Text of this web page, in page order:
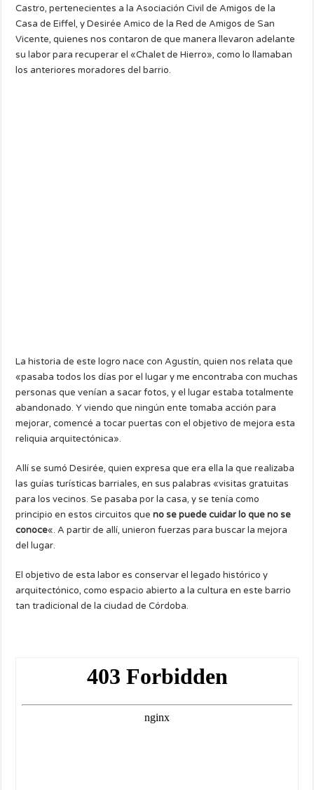
Castro, pertenecientes a la Asociación Civil de Amigos de la
Casa de Eiffel, y Desirée Amico de la Red de Amigos de San
Vicente, quienes nos contaron de que manera llevaron adelante
su labor para recuperar el «Chalet de Hierro», como lo llamaban
los anteriores moradores del barrio.
La historia de este logro nace con Agustín, quien nos relata que
«pasaba todos los días por el lugar y me encontraba con muchas
personas que venían a sacar fotos, y el lugar estaba totalmente
abandonado. Y viendo que ningún ente tomaba acción para
mejorar, comencé a tocar puertas con el objetivo de mejora esta
reliquia arquitectónica».
Allí se sumó Desirée, quien expresa que era ella la que realizaba
las guías turísticas barriales, en sus palabras «visitas gratuitas
para los vecinos. Se pasaba por la casa, y se tenía como
principio en estos circuitos que no se puede cuidar lo que no se
conoce«. A partir de allí, unieron fuerzas para buscar la mejora
del lugar.
El objetivo de esta labor es conservar el legado histórico y
arquitectónico, como espacio abierto a la cultura en este barrio
tan tradicional de la ciudad de Córdoba.